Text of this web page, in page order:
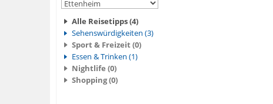
Alle Reisetipps (4)
Sehenswürdigkeiten (3)
Sport & Freizeit (0)
Essen & Trinken (1)
Nightlife (0)
Shopping (0)